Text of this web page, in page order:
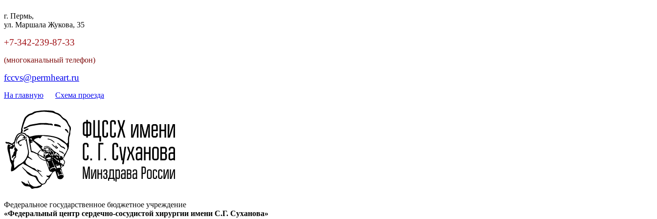
г. Пермь,
ул. Маршала Жукова, 35
+7-342-239-87-33
(многоканальный телефон)
fccvs@permheart.ru
На главную Cхема проезда
Федеральное государственное бюджетное учреждение
«Федеральный центр сердечно-сосудистой хирургии имени С.Г. Суханова»